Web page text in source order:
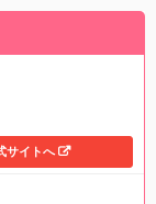
サイトへ